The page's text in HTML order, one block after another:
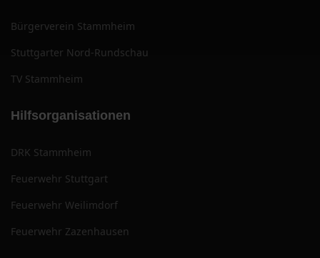
Bürgerverein Stammheim
Stuttgarter Nord-Rundschau
TV Stammheim
Hilfsorganisationen
DRK Stammheim
Feuerwehr Stuttgart
Feuerwehr Weilimdorf
Feuerwehr Zazenhausen